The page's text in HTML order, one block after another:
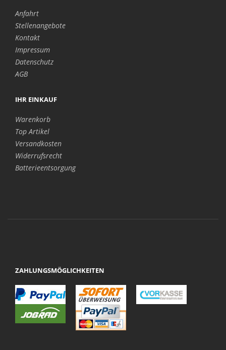
Anfahrt
Stellenangebote
Kontakt
Impressum
Datenschutz
AGB
IHR EINKAUF
Warenkorb
Top Artikel
Versandkosten
Widerrufsrecht
Batterieentsorgung
ZAHLUNGSMÖGLICHKEITEN